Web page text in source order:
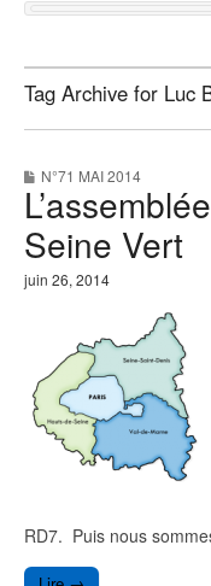
Tag Archive for Luc
N°71 MAI 2014
Seine Vert
juin 26, 2014
RD7. Puis nous